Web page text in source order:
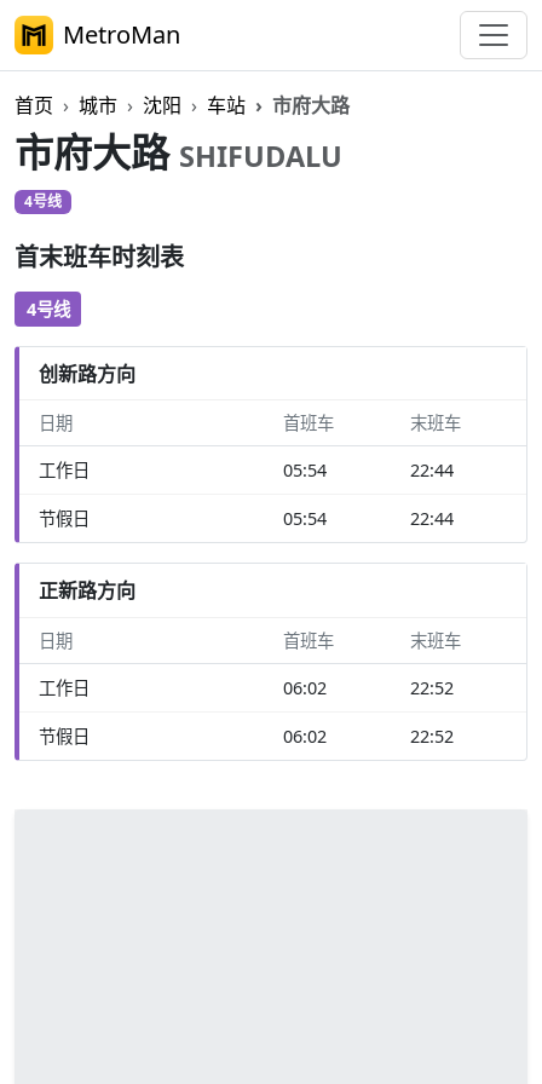
MetroMan
首页 城市 沈阳 车站 市府大路
市府大路 SHIFUDALU
4号线
首末班车时刻表
4号线
创新路方向
日期 首班车 末班车
工作日 05:54 22:44
节假日 05:54 22:44
正新路方向
日期 首班车 末班车
工作日 06:02 22:52
节假日 06:02 22:52